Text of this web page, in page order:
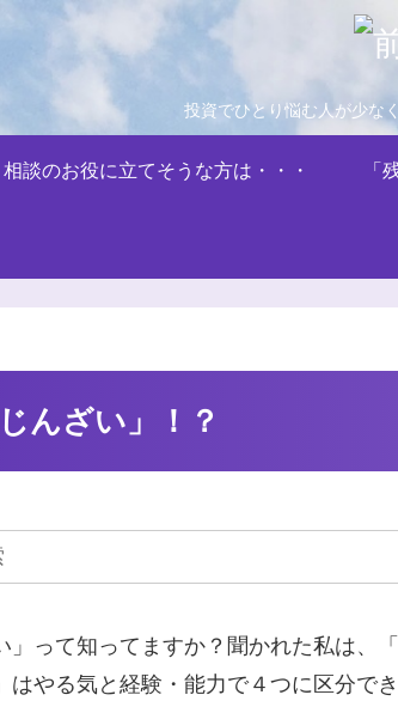
投資でひとり悩む人が少な
相談のお役に立てそうな方は・・・ 「
んざい」！？
」って知ってますか？聞かれた私は、
はやる気と経験・能力で４つに区分で